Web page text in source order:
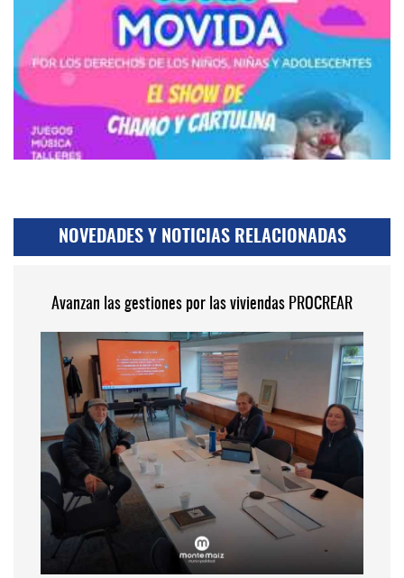
NOVEDADES Y NOTICIAS RELACIONADAS
Avanzan las gestiones por las viviendas PROCREAR